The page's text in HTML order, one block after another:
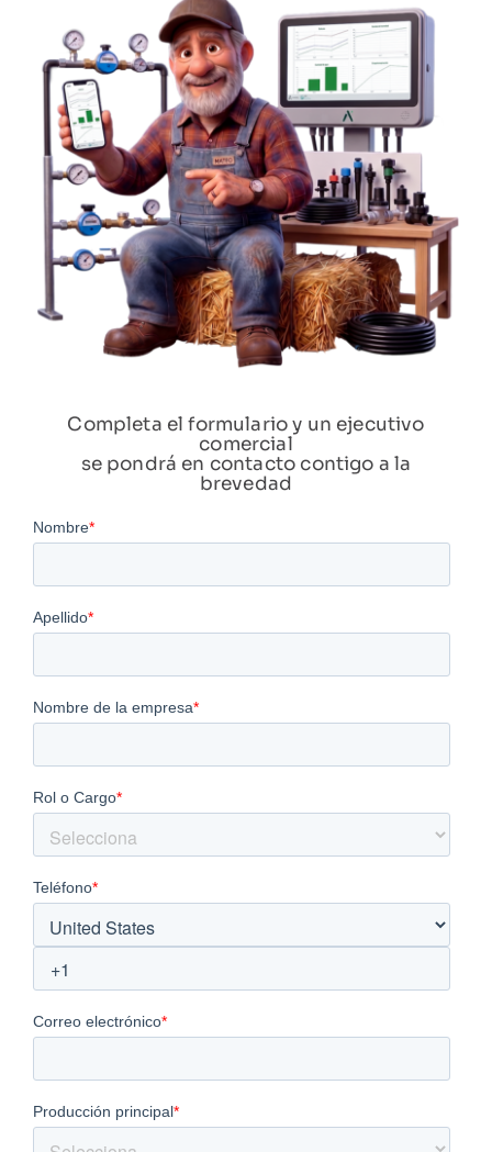
Completa el formulario y un ejecutivo
comercial
se pondrá en contacto contigo a la
brevedad